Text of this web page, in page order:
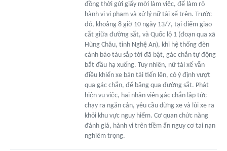
đồng thời gửi giấy mời làm việc, để làm rõ
hành vi vi phạm và xử lý nữ tài xế trên. Trước
đó, khoảng 8 giờ 10 ngày 13/7, tại điểm giao
cắt giữa đường sắt, và Quốc lộ 1 (đoạn qua xã
Hùng Châu, tỉnh Nghệ An), khi hệ thống đèn
cảnh báo tàu sắp tới đã bật, gác chắn tự động
bắt đầu hạ xuống. Tuy nhiên, nữ tài xế vẫn
điều khiển xe bán tải tiến lên, có ý định vượt
qua gác chắn, để băng qua đường sắt. Phát
hiện vụ việc, hai nhân viên gác chắn lập tức
chạy ra ngăn cản, yêu cầu dừng xe và lùi xe ra
khỏi khu vực nguy hiểm. Cơ quan chức năng
đánh giá, hành vi trên tiềm ẩn nguy cơ tai nạn
nghiêm trọng.